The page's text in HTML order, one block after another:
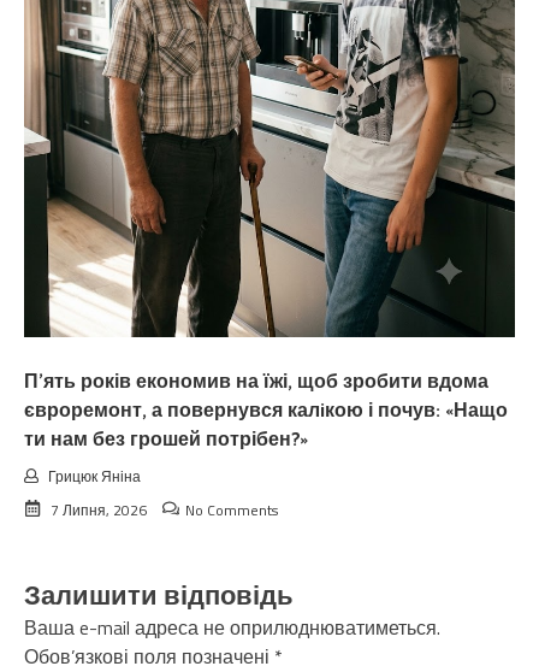
П’ять років економив на їжі, щоб зробити вдома
євроремонт, а повернувся калiкою і почув: «Нащо
ти нам без грошей потрібен?»
Грицюк Яніна
7 Липня, 2026
No Comments
Залишити відповідь
Ваша e-mail адреса не оприлюднюватиметься.
Обов’язкові поля позначені *